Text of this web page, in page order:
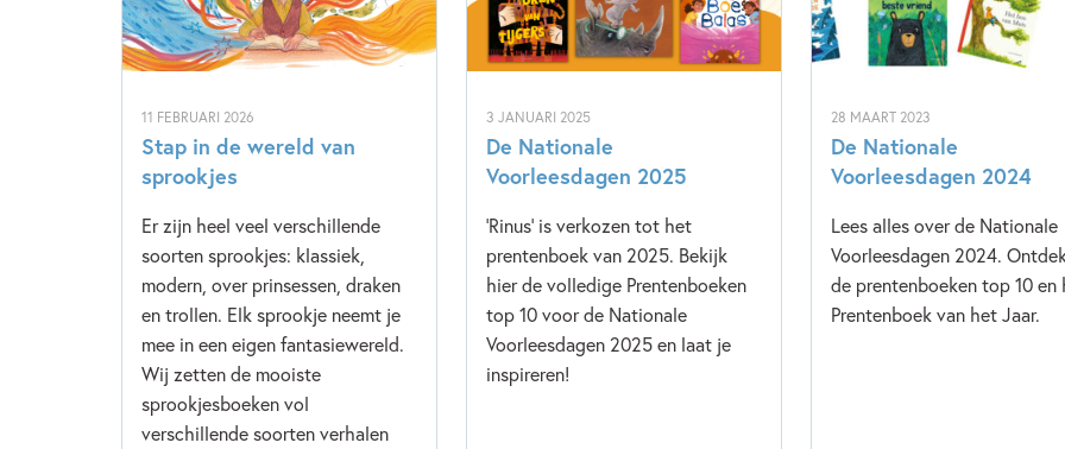
11 FEBRUARI 2026
Stap in de wereld van
sprookjes
Er zijn heel veel verschillende
soorten sprookjes: klassiek,
modern, over prinsessen, draken
en trollen. Elk sprookje neemt je
mee in een eigen fantasiewereld.
Wij zetten de mooiste
sprookjesboeken vol
verschillende soorten verhalen
3 JANUARI 2025
De Nationale
Voorleesdagen 2025
'Rinus' is verkozen tot het
prentenboek van 2025. Bekijk
hier de volledige Prentenboeken
top 10 voor de Nationale
Voorleesdagen 2025 en laat je
inspireren!
28 MAART 2023
De Nationale
Voorleesdagen 2024
Lees alles over de Nationale
Voorleesdagen 2024.
de prentenboeken top 10 en
Prentenboek van het Jaar.